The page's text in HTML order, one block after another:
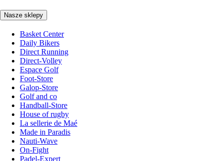
Nasze sklepy
Basket Center
Daily Bikers
Direct Running
Direct-Volley
Espace Golf
Foot-Store
Galop-Store
Golf and co
Handball-Store
House of rugby
La sellerie de Maé
Made in Paradis
Nauti-Wave
On-Fight
Padel-Expert